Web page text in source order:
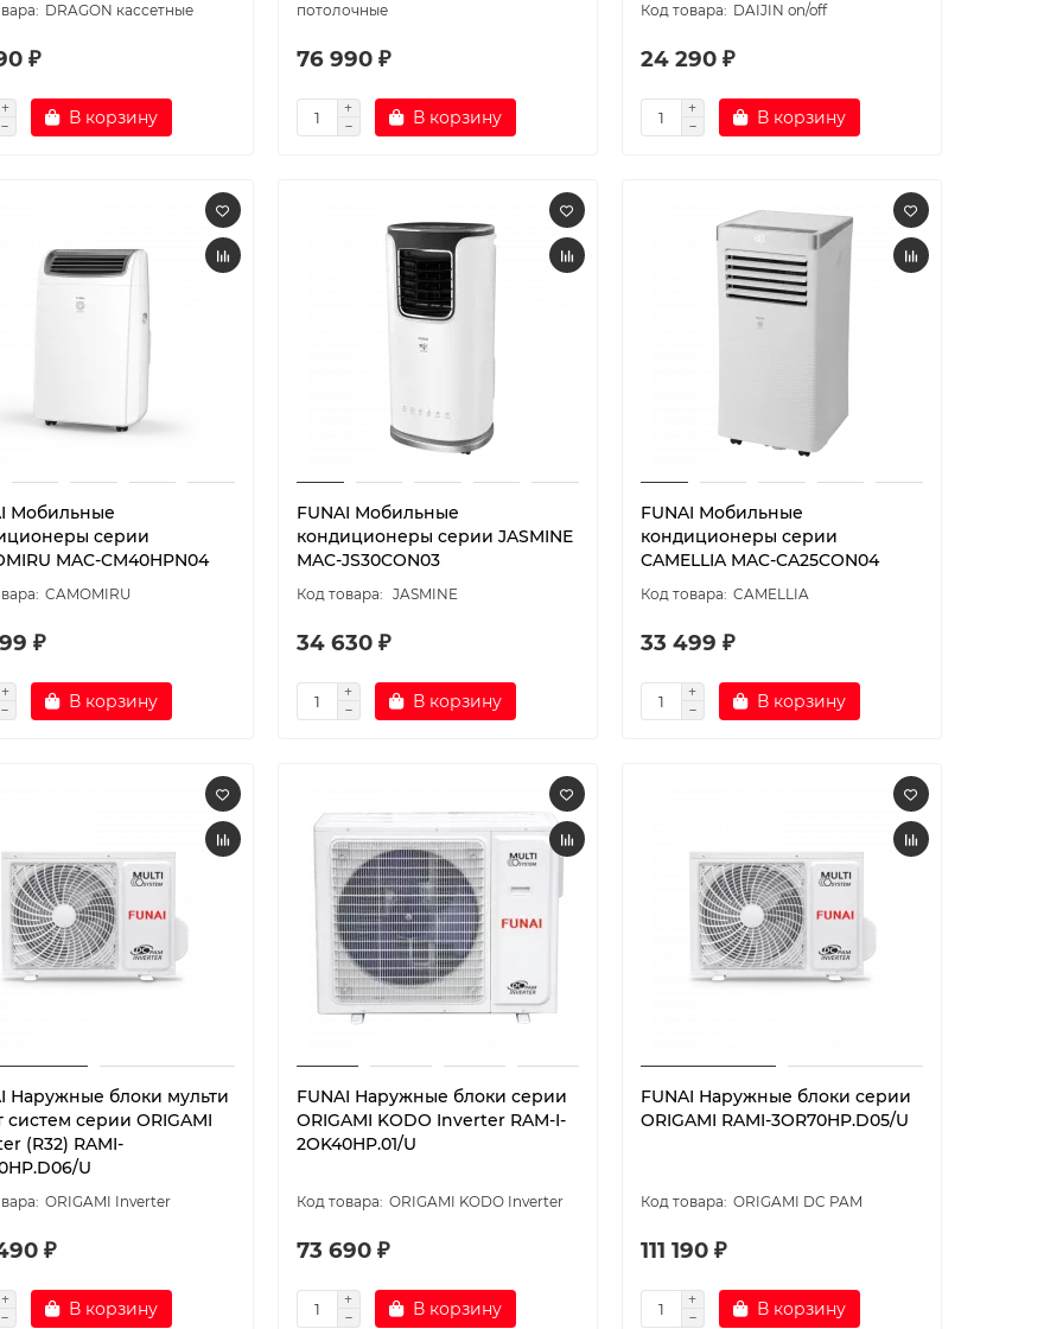
DRAGON кассетные
₽
В корзину
потолочные
76 990 ₽
В корзину
DAIJIN on/off
24 290 ₽
В корзину
Мобильные
cерии
MAC-CM40HPN04
CAMOMIRU
₽
В корзину
FUNAI Мобильные
кондиционеры cерии JASMINE
MAC-JS30CON03
JASMINE
34 630 ₽
В корзину
FUNAI Мобильные
кондиционеры серии
CAMELLIA MAC-CA25CON04
CAMELLIA
33 499 ₽
В корзину
Наружные блоки мульти
систем серии ORIGAMI
(R32) RAMI-
U
ORIGAMI Inverter
₽
В корзину
FUNAI Наружные блоки серии
ORIGAMI KODO Inverter RAM-I-
2OK40HP.01/U
ORIGAMI KODO Inverter
73 690 ₽
В корзину
FUNAI Наружные блоки серии
ORIGAMI RAMI-3OR70HP.D05/U
ORIGAMI DC PAM
111 190 ₽
В корзину